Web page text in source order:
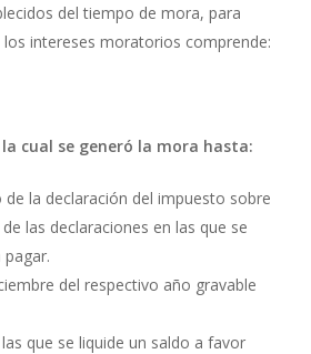
del tiempo de mora, para
intereses moratorios comprende:
cual se generó la mora hasta:
de la declaración del impuesto sobre
las declaraciones en las que se
del respectivo año gravable
que se liquide un saldo a favor